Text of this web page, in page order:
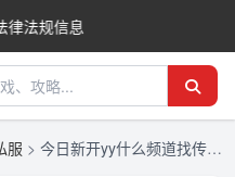
法规信息
服 > 今日新开yy什么频道找传世私服-yy什么频道找传世私服正版授权-三端互通传奇发布网